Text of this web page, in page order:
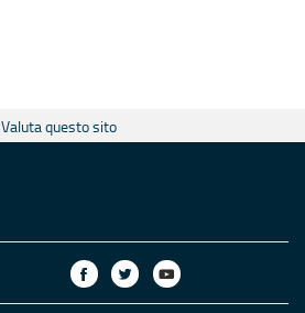
Valuta questo sito